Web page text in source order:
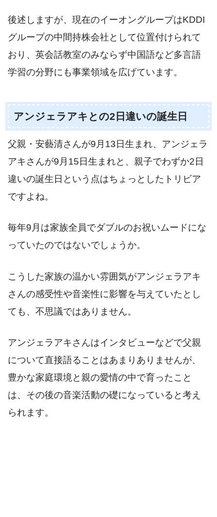
後述しますが、現在のイーオングループはKDDI
グループの中間持株会社として位置付けられて
おり、英会話教室のみならず中国語など多言語
学習の分野にも事業領域を広げています。
アンジェラアキとの2日違いの誕生日
父親・安藝清さんが9月13日生まれ、アンジェラ
アキさんが9月15日生まれと、親子でわずか2日
違いの誕生日という点はちょっとしたトリビア
ですよね。
毎年9月は家族全員でダブルのお祝いムードにな
っていたのではないでしょうか。
こうした家族の温かい雰囲気がアンジェラアキ
さんの感受性や音楽性に影響を与えていたとし
ても、不思議ではありません。
アンジェラアキさんはインタビューなどで父親
について直接語ることはあまりありませんが、
豊かな家庭環境と親の愛情の中で育ったこと
は、その後の音楽活動の礎になっていると考え
られます。